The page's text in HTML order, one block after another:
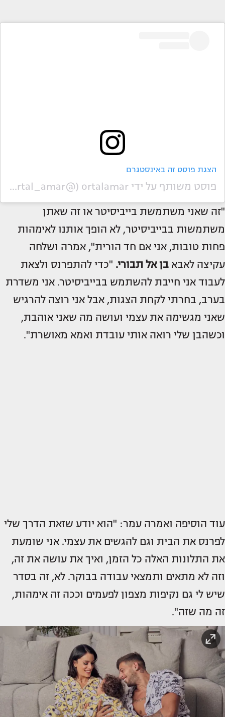
הצגת פוסט זה באינסטגרם
פוסט משותף על ידי ‏‎ortalamar‎‏ (@‏‎ortal_amar‎‏)
"זה שאני משתמשת בייביסיטר או זה שאתן
משתמשות בבייביסיטר, לא הופך אותנו לאימהות
פחות טובות, אני אם חד הורית", אמרה ושלחה
עקיצה לאבא בן אל תבורי. "כדי להתפרנס ולצאת
לעבוד אני חייבת להשתמש בבייביסיטר. אני משדרת
בערב, בחרתי לקחת הצגות, אבל אני רוצה להרגיש
שאני מגשימה את עצמי ועושה מה שאני אוהבת,
וכשהבן שלי רואה אותי עובדת ואמא מאושרת".
עוד הוסיפה ואמרה עמר: "הוא יודע שזאת הדרך שלי
לפרנס את הבית וגם להגשים את עצמי. אני שומעת
את התלונות האלה כל הזמן, ואיך את עושה את זה,
וזה לא מתאים ותמצאי עבודה בבוקר. לא, זה בסדר
שיש לי גם נקיפות מצפון לפעמים וככה זה אימהות,
זה מה שזה".